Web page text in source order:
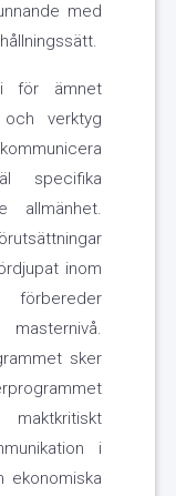
med
i för ämnet
och verktyg
specifika
allmänhet.
inom
förbereder
sker
i
ekonomiska